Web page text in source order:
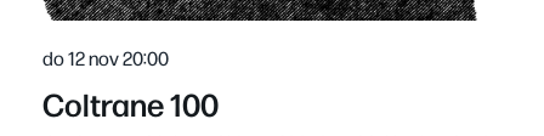
Coltrane 100
do 12 nov20:00